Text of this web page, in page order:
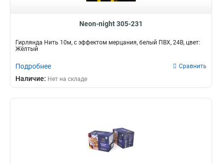
Neon-night 305-231
Гирлянда Нить 10м, с эффектом мерцания, белый ПВХ, 24В, цвет:
Жёлтый
Подробнее Сравнить
Наличие: Нет на складе